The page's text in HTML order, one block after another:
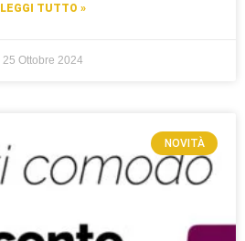
LEGGI TUTTO »
25 Ottobre 2024
NOVITÀ